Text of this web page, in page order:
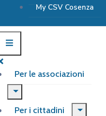
My CSV Cosenza
Per le associazioni
Per i cittadini